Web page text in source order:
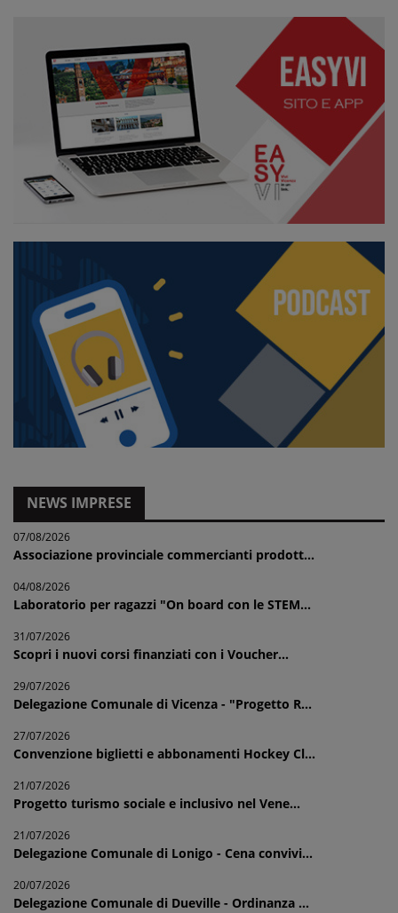
NEWS IMPRESE
07/08/2026
Associazione provinciale commercianti prodott...
04/08/2026
Laboratorio per ragazzi "On board con le STEM...
31/07/2026
Scopri i nuovi corsi finanziati con i Voucher...
29/07/2026
Delegazione Comunale di Vicenza - "Progetto R...
27/07/2026
Convenzione biglietti e abbonamenti Hockey Cl...
21/07/2026
Progetto turismo sociale e inclusivo nel Vene...
21/07/2026
Delegazione Comunale di Lonigo - Cena convivi...
20/07/2026
Delegazione Comunale di Dueville - Ordinanza ...